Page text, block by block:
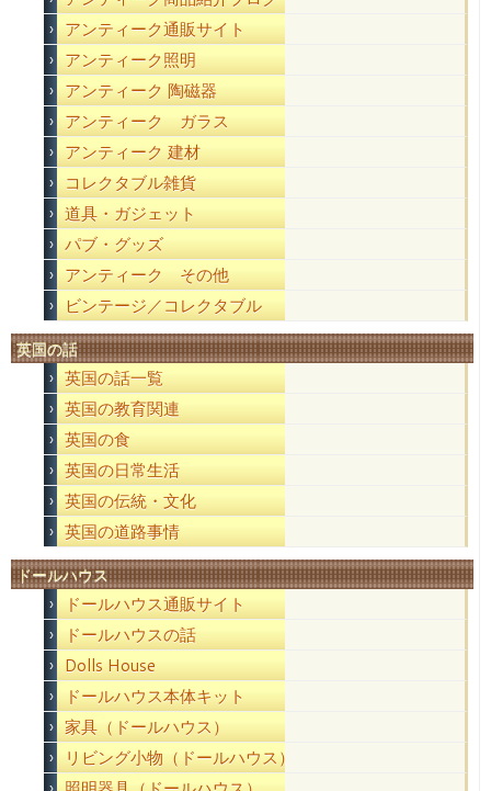
アンティーク通販サイト
アンティーク照明
アンティーク 陶磁器
アンティーク ガラス
アンティーク 建材
コレクタブル雑貨
道具・ガジェット
パブ・グッズ
アンティーク その他
ビンテージ／コレクタブル
英国の話
英国の話一覧
英国の教育関連
英国の食
英国の日常生活
英国の伝統・文化
英国の道路事情
ドールハウス
ドールハウス通販サイト
ドールハウスの話
Dolls House
ドールハウス本体キット
家具（ドールハウス）
リビング小物（ドールハウス）